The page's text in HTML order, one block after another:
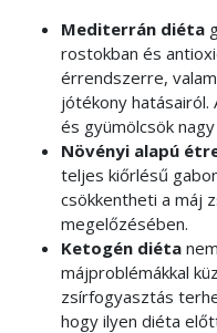
Mediterrán diéta
rostokban és
érrendszerre,
jótékony hatásairól.
és gyümölcsök
Növényi alapú
teljes kiőrlésű
csökkentheti a máj
megelőzésében.
Ketogén diéta
májproblémákkal
zsírfogyasztás
hogy ilyen diéta